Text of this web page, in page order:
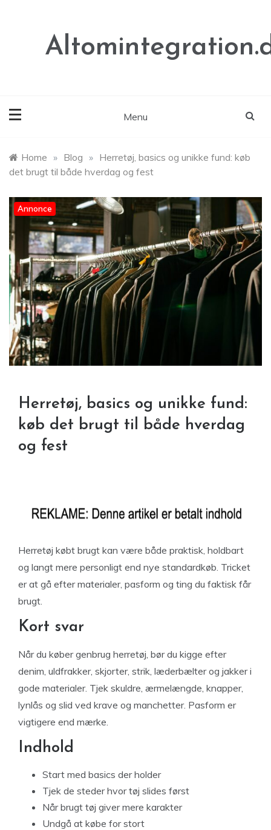
Menu
Home » Blog » Herretøj, basics og unikke fund: køb
det brugt til både hverdag og fest
Annonce
Herretøj, basics og unikke fund:
køb det brugt til både hverdag
og fest
Herretøj købt brugt kan være både praktisk, holdbart
og langt mere personligt end nye standardkøb. Tricket
er at gå efter materialer, pasform og ting du faktisk får
brugt.
Kort svar
Når du køber genbrug herretøj, bør du kigge efter
denim, uldfrakker, skjorter, strik, læderbælter og jakker i
gode materialer. Tjek skuldre, ærmelængde, knapper,
lynlås og slid ved krave og manchetter. Pasform er
vigtigere end mærke.
Indhold
Start med basics der holder
Tjek de steder hvor tøj slides først
Når brugt tøj giver mere karakter
Undgå at købe for stort